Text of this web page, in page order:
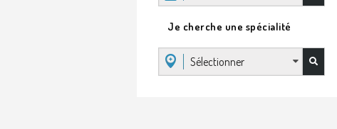
Je cherche une spécialité
Sélectionner